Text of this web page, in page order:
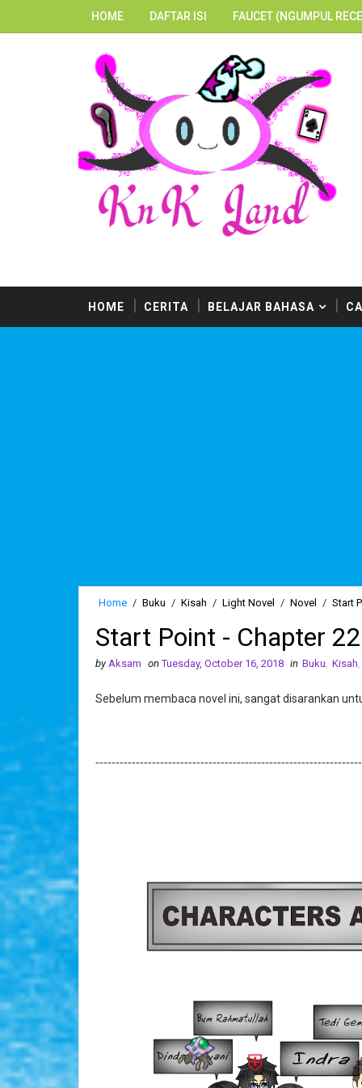
HOME DAFTAR ISI FAUCET (NGUMPUL
HOME CERITA BELAJAR BAHASA
Home / Buku / Kisah / Light Novel / Novel / Start
Start Point - Chapter
by Aksam on Tuesday, October 16, 2018 in Buku Kisah
Sebelum membaca novel ini, sangat disarankan